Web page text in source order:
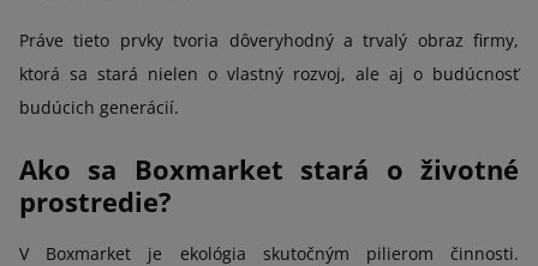
Práve tieto prvky tvoria dôveryhodný a trvalý obraz firmy,
ktorá sa stará nielen o vlastný rozvoj, ale aj o budúcnosť
budúcich generácií.
Ako sa Boxmarket stará o životné
prostredie?
V Boxmarket je ekológia skutočným pilierom činnosti.